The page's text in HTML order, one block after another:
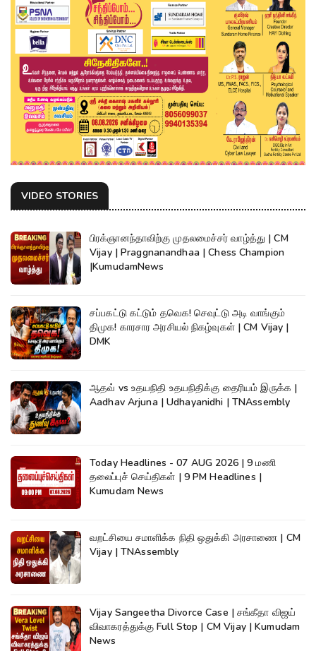
VIDEO STORIES
பிரக்ஞானந்தாவிற்கு முதலமைச்சர் வாழ்த்து | CM
Vijay | Praggnanandhaa | Chess Champion
|KumudamNews
சப்பகட்டு கட்டும் தவெக! செவுட்டு அடி வாங்கும்
திமுக! காரசார அரசியல் நிகழ்வுகள் | CM Vijay |
DMK
ஆதவ் vs உதயநிதி உதயநிதிக்கு தைரியம் இருக்க |
Aadhav Arjuna | Udhayanidhi | TNAssembly
Today Headlines - 07 AUG 2026 | 9 மணி
தலைப்புச் செய்திகள் | 9 PM Headlines |
Kumudam News
வறட்சியை சமாளிக்க நிதி ஒதுக்கி அரசாணை | CM
Vijay | TNAssembly
Vijay Sangeetha Divorce Case | சங்கீதா விஜய்
விவாகரத்துக்கு Full Stop | CM Vijay | Kumudam
News